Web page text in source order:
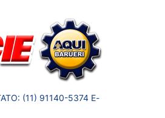
(11) 91140-5374 E-